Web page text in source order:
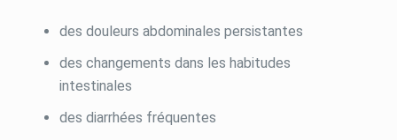
des douleurs abdominales persistantes
des changements dans les habitudes
intestinales
des diarrhées fréquentes